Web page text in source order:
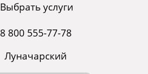
Выбрать услуги
8 800 555-77-78
Луначарский